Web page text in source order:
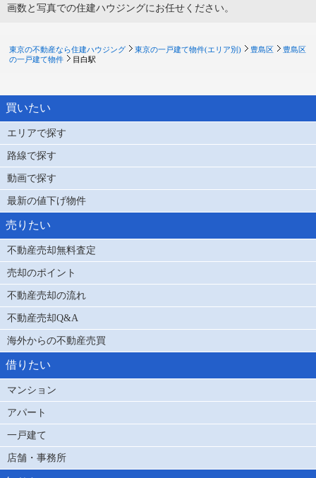
画数と写真での住建ハウジングにお任せください。
東京の不動産なら住建ハウジング 東京の一戸建て物件(エリア別) 豊島区
豊島区
の一戸建て物件
目白駅
買いたい
エリアで探す
路線で探す
動画で探す
最新の値下げ物件
売りたい
不動産売却無料査定
売却のポイント
不動産売却の流れ
不動産売却Q&A
海外からの不動産売買
借りたい
マンション
アパート
一戸建て
店舗・事務所